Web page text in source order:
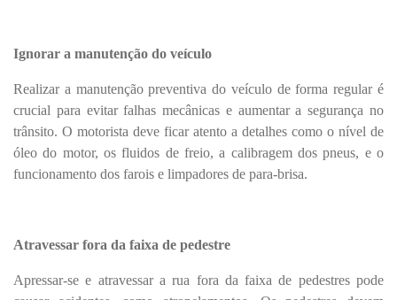
Ignorar a manutenção do veículo
Realizar a manutenção preventiva do veículo de forma regular é
crucial para evitar falhas mecânicas e aumentar a segurança no
trânsito. O motorista deve ficar atento a detalhes como o nível de
óleo do motor, os fluidos de freio, a calibragem dos pneus, e o
funcionamento dos farois e limpadores de para-brisa.
Atravessar fora da faixa de pedestre
Apressar-se e atravessar a rua fora da faixa de pedestres pode